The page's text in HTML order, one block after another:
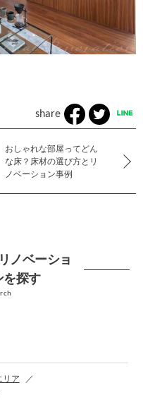
share
おしゃれな部屋ってどん
な床？床材の選び方とリ
ノベーション事例
ノベーショ
を探す
リア